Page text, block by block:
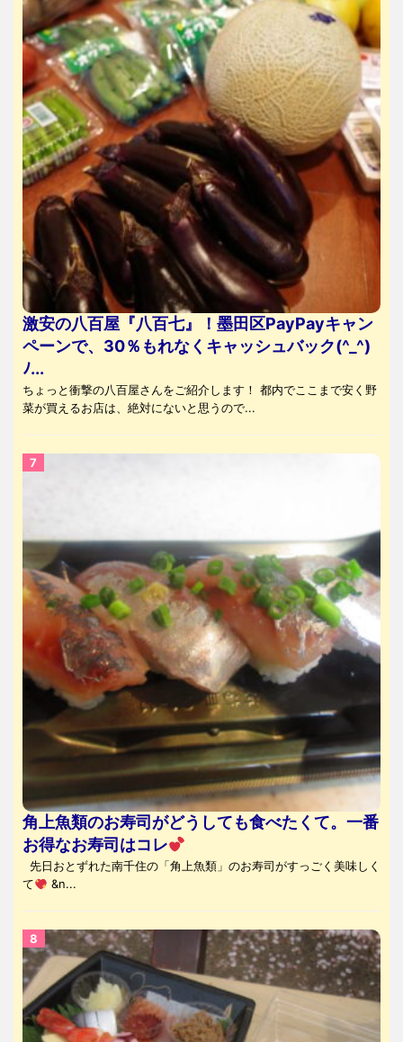
激安の八百屋『八百七』！墨田区PayPayキャン
ペーンで、30％もれなくキャッシュバック(^_^)
ﾉ...
ちょっと衝撃の八百屋さんをご紹介します！ 都内でここまで安く野
菜が買えるお店は、絶対にないと思うので...
角上魚類のお寿司がどうしても食べたくて。一番
お得なお寿司はコレ
先日おとずれた南千住の「角上魚類」のお寿司がすっごく美味しく
て
&n...